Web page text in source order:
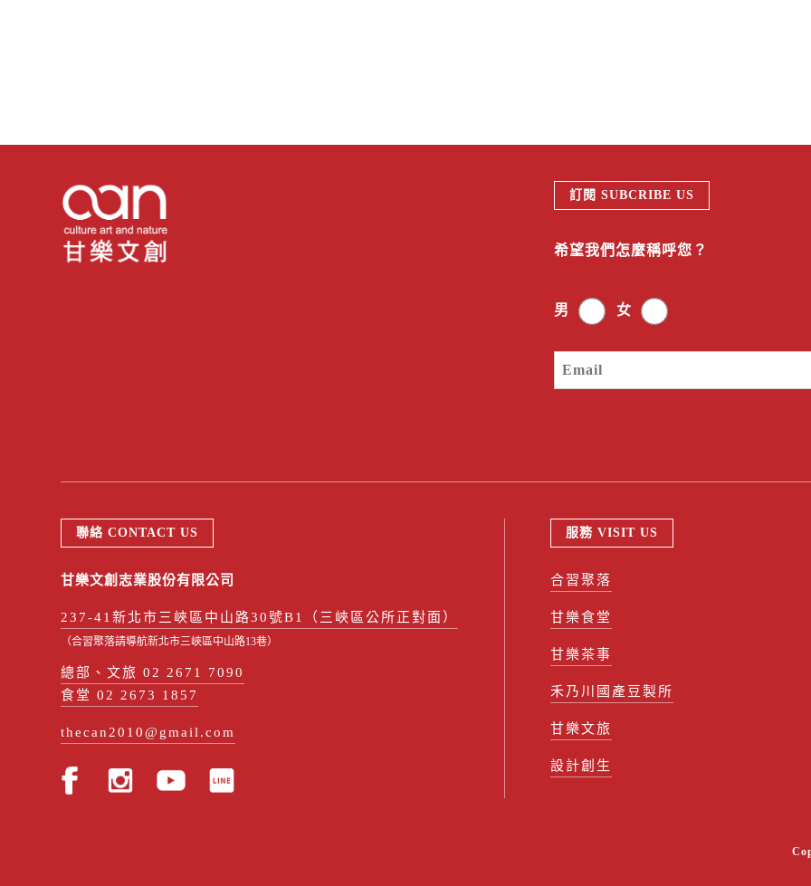
訂閱 SUBCRIBE US
希望我們怎麼稱呼您？
男 女
聯絡 CONTACT US
甘樂文創志業股份有限公司
237-41新北市三峽區中山路30號B1（三峽區公所正對面）
（合習聚落請導航新北市三峽區中山路13巷）
總部、文旅 02 2671 7090
食堂 02 2673 1857
thecan2010@gmail.com
服務 VISIT US
合習聚落
甘樂食堂
甘樂茶事
禾乃川國產豆製所
甘樂文旅
設計創生